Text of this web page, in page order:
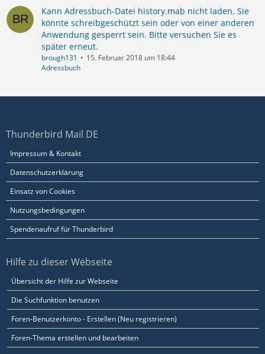
Kann Adressbuch-Datei history.mab nicht laden. Sie
könnte schreibgeschützt sein oder von einer anderen
Anwendung gesperrt sein. Bitte versuchen Sie es
später erneut.
brough131
15. Februar 2018 um 18:44
Adressbuch
Thunderbird Mail DE
Impressum & Kontakt
Datenschutzerklärung
Einsatz von Cookies
Nutzungsbedingungen
Spendenaufruf für Thunderbird
Hilfe zu dieser Webseite
Übersicht der Hilfe zur Webseite
Die Suchfunktion benutzen
Foren-Benutzerkonto - Erstellen (Neu registrieren)
Foren-Thema erstellen und bearbeiten